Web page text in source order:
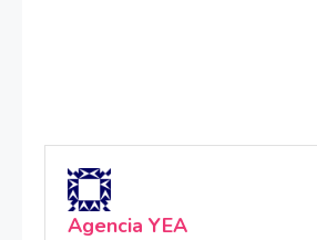
Agencia YEA